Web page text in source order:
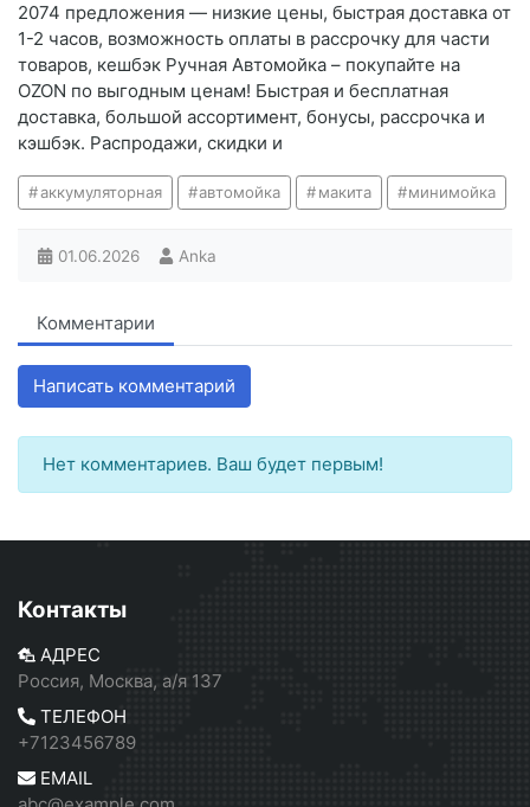
2074 предложения — низкие цены, быстрая доставка от
1-2 часов, возможность оплаты в рассрочку для части
товаров, кешбэк Ручная Автомойка – покупайте на
OZON по выгодным ценам! Быстрая и бесплатная
доставка, большой ассортимент, бонусы, рассрочка и
кэшбэк. Распродажи, скидки и
аккумуляторная автомойка макита минимойка
01.06.2026 Anka
Комментарии
Написать комментарий
Нет комментариев. Ваш будет первым!
Контакты
АДРЕС
Россия, Москва, а/я 137
ТЕЛЕФОН
+7123456789
EMAIL